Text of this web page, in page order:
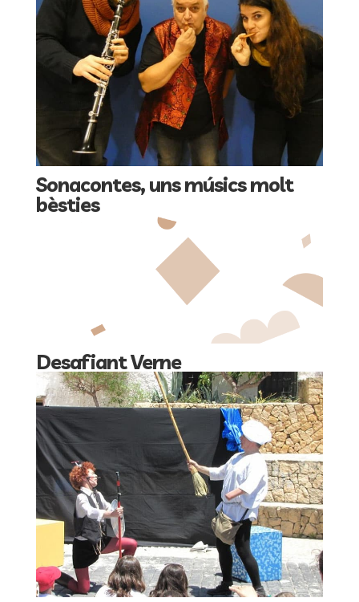
Sonacontes, uns músics molt
bèsties
Desafiant Verne